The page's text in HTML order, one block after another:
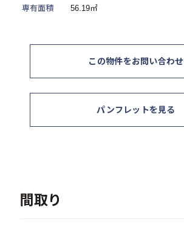
専有面積
56.19㎡
この物件をお問い合わせ
パンフレットを見る
間取り